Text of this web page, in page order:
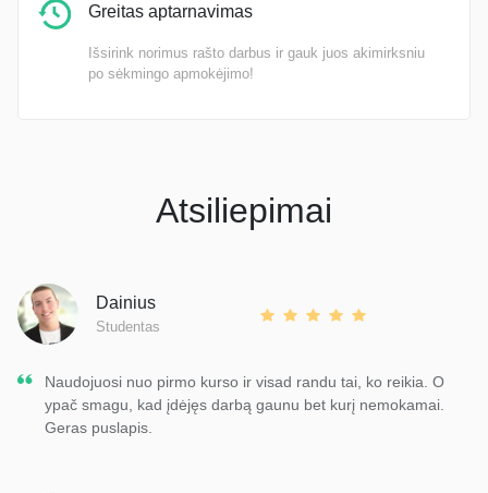
Greitas aptarnavimas
Išsirink norimus rašto darbus ir gauk juos akimirksniu
po sėkmingo apmokėjimo!
Atsiliepimai
Dainius
Studentas
Naudojuosi nuo pirmo kurso ir visad randu tai, ko reikia. O
ypač smagu, kad įdėjęs darbą gaunu bet kurį nemokamai.
Geras puslapis.